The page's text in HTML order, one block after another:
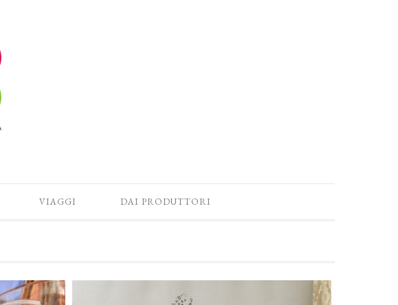
VIAGGI DAI PRODUTTORI